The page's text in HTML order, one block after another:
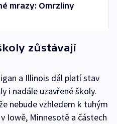
mrazy: Omrzliny
zůstávají
a Illinois dál platí stav
i nadále uzavřené školy.
nebude vzhledem k tuhým
Iowě, Minnesotě a částech